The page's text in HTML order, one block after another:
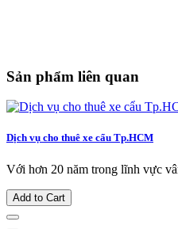
Sản phẩm liên quan
Dịch vụ cho thuê xe cẩu Tp.HCM
Với hơn 20 năm trong lĩnh vực
Add to Cart